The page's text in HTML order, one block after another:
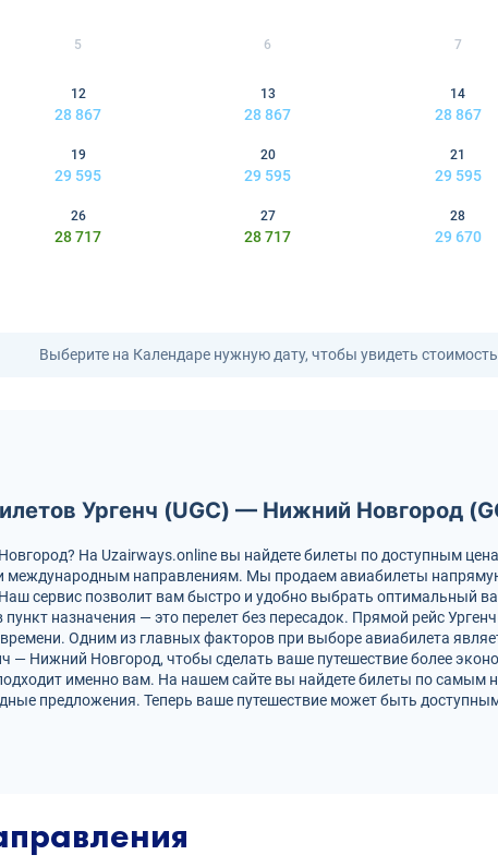
5 6 7
12
28 867
13
28 867
14
28 867
19
29 595
20
29 595
21
29 595
26
28 717
27
28 717
28
29 670
Выберите на Календаре нужную дату, чтобы увидеть стоимость
Ургенч (UGC) — Нижний Новгород
На Uzairways.online вы найдете билеты по доступным
международным направлениям. Мы продаем авиабилеты
сервис позволит вам быстро и удобно выбрать оптимальный
назначения — это перелет без пересадок. Прямой рейс
Одним из главных факторов при выборе авиабилета
— Нижний Новгород, чтобы сделать ваше путешествие более
именно вам. На нашем сайте вы найдете билеты по
предложения. Теперь ваше путешествие может быть